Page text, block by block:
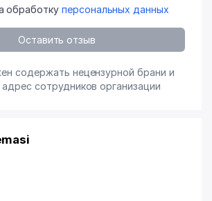
обработку персональных данных
Оставить отзыв
содержать нецензурной брани и
сотрудников организации